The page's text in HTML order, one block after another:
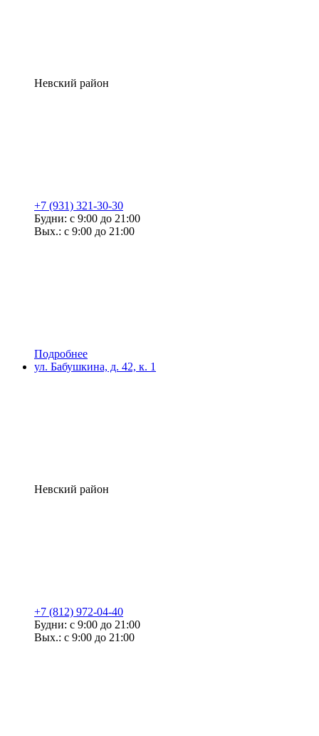
Невский район
+7 (931) 321-30-30
Будни: с 9:00 до 21:00
Вых.: с 9:00 до 21:00
Подробнее
ул. Бабушкина, д. 42, к. 1
Невский район
+7 (812) 972-04-40
Будни: с 9:00 до 21:00
Вых.: с 9:00 до 21:00